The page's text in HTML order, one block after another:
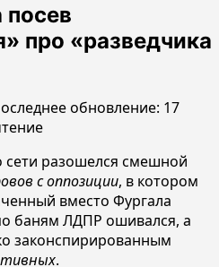
про «разведчика
обновление: 17
сети разошелся смешной
с оппозиции, в котором
вместо Фургала
баням ЛДПР ошивался, а
законспирированным
.